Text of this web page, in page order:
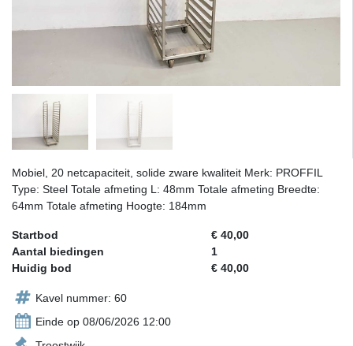
Mobiel, 20 netcapaciteit, solide zware kwaliteit Merk: PROFFIL
Type: Steel Totale afmeting L: 48mm Totale afmeting Breedte:
64mm Totale afmeting Hoogte: 184mm
Startbod
€ 40,00
Aantal biedingen
1
Huidig bod
€ 40,00
Kavel nummer: 60
Einde op 08/06/2026 12:00